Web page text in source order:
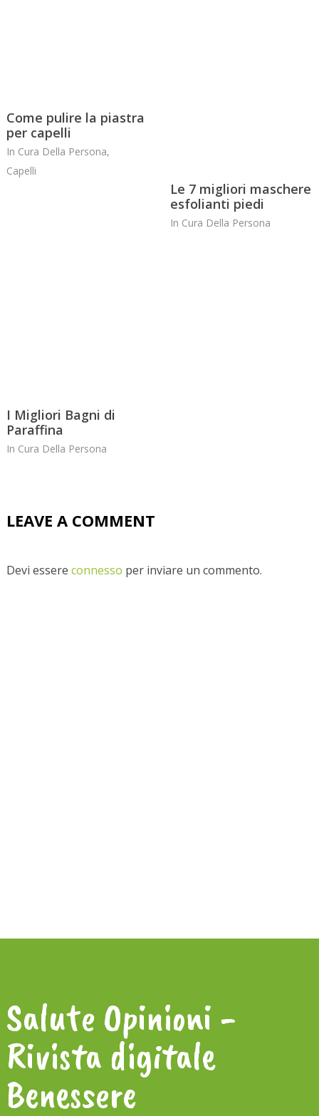
Come pulire la piastra
per capelli
In Cura Della Persona,
Capelli
Le 7 migliori maschere
esfolianti piedi
In Cura Della Persona
I Migliori Bagni di
Paraffina
In Cura Della Persona
LEAVE A COMMENT
Devi essere connesso per inviare un commento.
Salute Opinioni -
Rivista digitale
Benessere